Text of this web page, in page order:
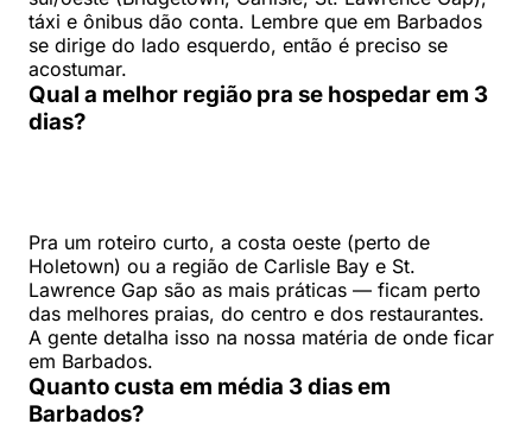
táxi e ônibus dão conta. Lembre que em Barbados
se dirige do lado esquerdo, então é preciso se
acostumar.
Qual a melhor região pra se hospedar em 3
dias?
Pra um roteiro curto, a costa oeste (perto de
Holetown) ou a região de Carlisle Bay e St.
Lawrence Gap são as mais práticas — ficam perto
das melhores praias, do centro e dos restaurantes.
A gente detalha isso na nossa matéria de onde ficar
em Barbados.
Quanto custa em média 3 dias em
Barbados?